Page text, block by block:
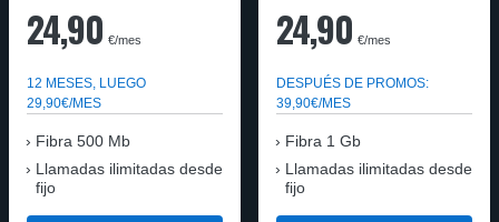
24,90 €/mes
12 MESES, LUEGO
29,90€/MES
Fibra 500 Mb
Llamadas ilimitadas desde
fijo
24,90 €/mes
DESPUÉS DE PROMOS:
39,90€/MES
Fibra 1 Gb
Llamadas ilimitadas desde
fijo